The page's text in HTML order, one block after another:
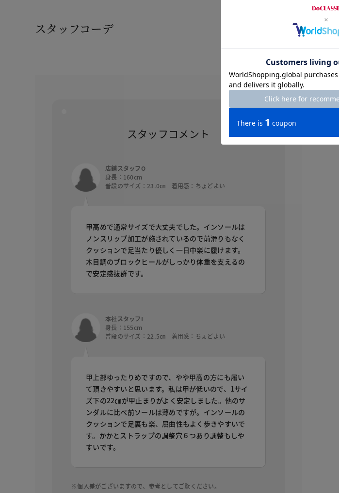
スタッフコーデ
スタッフコメント
店舗スタッフO
身長：160cm
普段のサイズ：23.0㎝ 着用感：ちょどよい
甲高めで通常サイズで大丈夫でした。インソールは
ノンスリップ加工が施されているので前滑りもなく
クッションで足当たり優しく一日中楽に履けます。
木目調のブロックヒールがしっかり体重を支えるの
で安定感抜群です。
本社スタッフI
身長：155cm
普段のサイズ：22.5㎝ 着用感：ちょどよい
甲上部ゆったりめですので、やや甲高の方にも履い
て頂きやすいと思います。私は甲が低いので、1サイ
ズ下の22㎝が甲止まりがよく安定しました。他のサ
ンダルに比べ前ソールは薄めですが。インソールの
クッションで足裏も楽、屈曲性もよく歩きやすいで
す。かかとストラップの調整穴６つあり調整もしや
すいです。
※個人差がございますので、参考としてご覧ください。